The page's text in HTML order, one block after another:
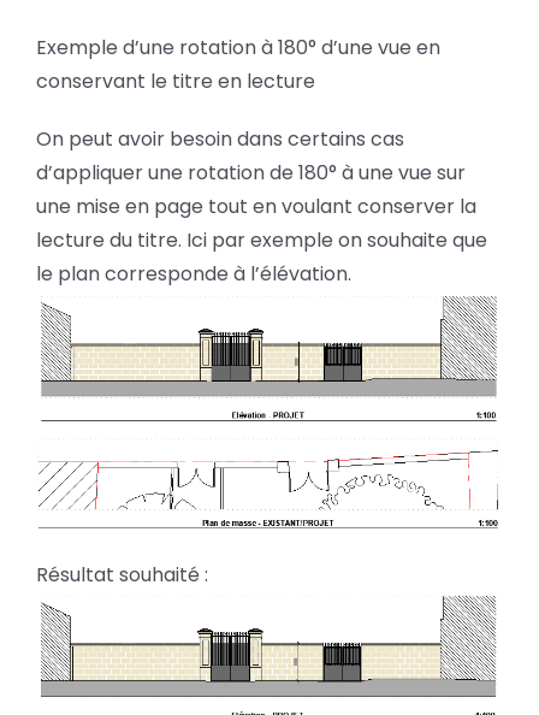
SOCIETE
agir
sur
position
titre
de
vue
Exemple d’une rotation à 180° d’une vue en
conservant le titre en lecture
On peut avoir besoin dans certains cas
d’appliquer une rotation de 180° à une vue sur
une mise en page tout en voulant conserver la
lecture du titre. Ici par exemple on souhaite que
le plan corresponde à l’élévation.
Résultat souhaité :